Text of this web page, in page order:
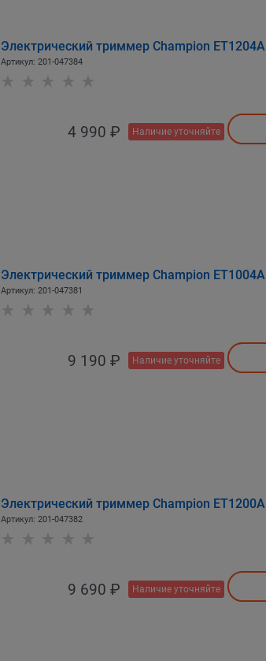
Электрический триммер Champion ET1204A
Артикул: 201-047384
4 990 ₽ Наличие уточняйте
Электрический триммер Champion ET1004A
Артикул: 201-047381
9 190 ₽ Наличие уточняйте
Электрический триммер Champion ET1200A
Артикул: 201-047382
9 690 ₽ Наличие уточняйте